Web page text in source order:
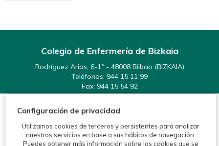
Colegio de Enfermería de Bizkaia
Rodríguez Arias, 6-1º - 48008 Bilbao (BIZKAIA)
Teléfonos: 944 15 11 99
Fax: 944 15 54 92
info@enfermeriabizkaia.org
Configuración de privacidad
Utilizamos cookies de terceros y persistentes para analizar
nuestros servicios en base a sus hábitos de navegación.
Puedes obtener más información sobre las cookies que se